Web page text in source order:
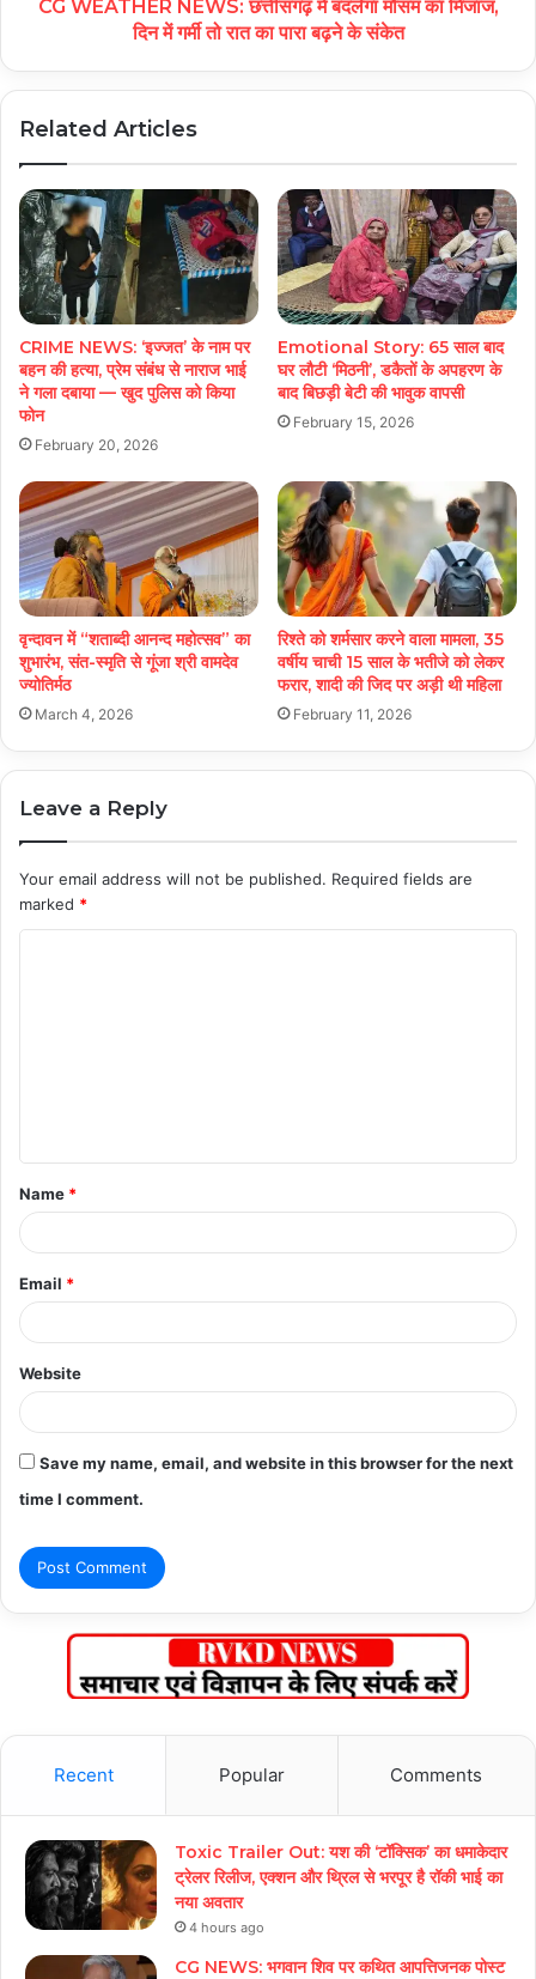
CG WEATHER NEWS: छत्तीसगढ़ में बदलेगा मौसम का मिजाज,
दिन में गर्मी तो रात का पारा बढ़ने के संकेत
Related Articles
CRIME NEWS: ‘इज्जत’ के नाम पर
बहन की हत्या, प्रेम संबंध से नाराज भाई
ने गला दबाया — खुद पुलिस को किया
फोन
February 20, 2026
Emotional Story: 65 साल बाद
घर लौटी ‘मिठनी’, डकैतों के अपहरण के
बाद बिछड़ी बेटी की भावुक वापसी
February 15, 2026
वृन्दावन में “शताब्दी आनन्द महोत्सव” का
शुभारंभ, संत-स्मृति से गूंजा श्री वामदेव
ज्योतिर्मठ
March 4, 2026
रिश्ते को शर्मसार करने वाला मामला, 35
वर्षीय चाची 15 साल के भतीजे को लेकर
फरार, शादी की जिद पर अड़ी थी महिला
February 11, 2026
Leave a Reply
Your email address will not be published. Required fields are
marked *
t
*
Name *
Email *
Website
Save my name, email, and website in this browser for the next
time I comment.
Recent Popular Comments
Toxic Trailer Out: यश की ‘टॉक्सिक’ का धमाकेदार
ट्रेलर रिलीज, एक्शन और थ्रिल से भरपूर है रॉकी भाई का
नया अवतार
4 hours ago
CG NEWS: भगवान शिव पर कथित आपत्तिजनक पोस्ट